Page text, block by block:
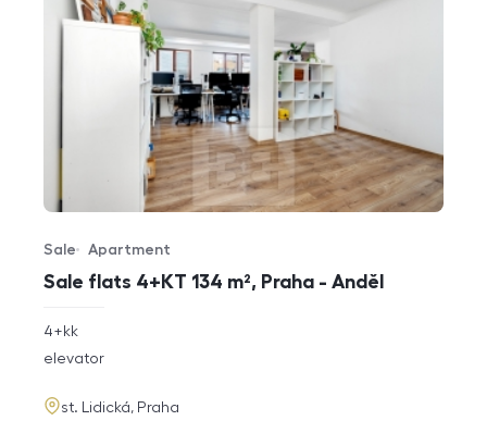
Sale flats 4+KT 134 m², Praha - Anděl
Offer type
Sale
Property type
Apartment
rozměry
4+kk
funkce
elevator
adresa
st. Lidická, Praha